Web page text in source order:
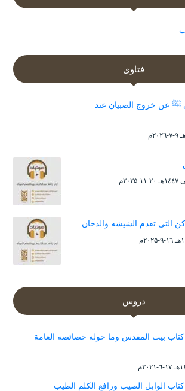
فتاوى
ﷺ عن خروج الصبيان عند
التي تقدم الشيشه والدخان
دروس
بيت المقدس وما حوله خصائصه العامة
الوابل الصيب ورافع الكلم الطيب